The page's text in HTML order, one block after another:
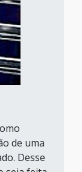
de uma
Desse